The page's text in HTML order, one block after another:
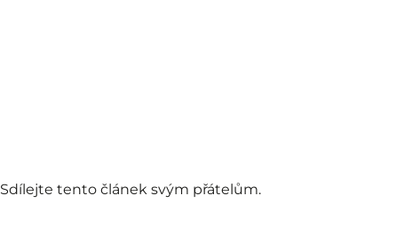
Sdílejte tento článek svým přátelům.